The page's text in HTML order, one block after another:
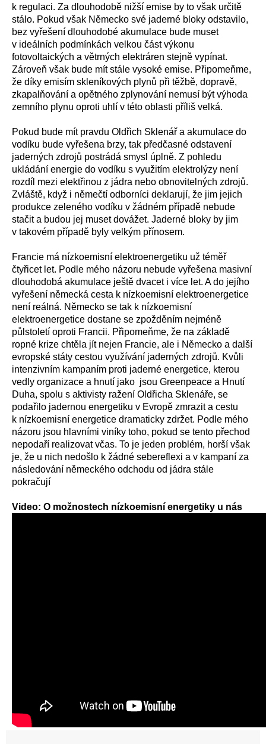
k regulaci. Za dlouhodobě nižší emise by to však určitě
stálo. Pokud však Německo své jaderné bloky odstavilo,
bez vyřešení dlouhodobé akumulace bude muset
v ideálních podmínkách velkou část výkonu
fotovoltaických a větrných elektráren stejně vypínat.
Zároveň však bude mít stále vysoké emise. Připomeňme,
že díky emisím skleníkových plynů při těžbě, dopravě,
zkapalňování a opětného zplynování nemusí být výhoda
zemního plynu oproti uhlí v této oblasti příliš velká.
Pokud bude mít pravdu Oldřich Sklenář a akumulace do
vodíku bude vyřešena brzy, tak předčasné odstavení
jaderných zdrojů postrádá smysl úplně. Z pohledu
ukládání energie do vodíku s využitím elektrolýzy není
rozdíl mezi elektřinou z jádra nebo obnovitelných zdrojů.
Zvláště, když i němečtí odborníci deklarují, že jim jejich
produkce zeleného vodíku v žádném případě nebude
stačit a budou jej muset dovážet. Jaderné bloky by jim
v takovém případě byly velkým přínosem.
Francie má nízkoemisní elektroenergetiku už téměř
čtyřicet let. Podle mého názoru nebude vyřešena masivní
dlouhodobá akumulace ještě dvacet i více let. A do jejího
vyřešení německá cesta k nízkoemisní elektroenergetice
není reálná. Německo se tak k nízkoemisní
elektroenergetice dostane se zpožděním nejméně
půlstoletí oproti Francii. Připomeňme, že na základě
ropné krize chtěla jít nejen Francie, ale i Německo a další
evropské státy cestou využívání jaderných zdrojů. Kvůli
intenzivním kampaním proti jaderné energetice, kterou
vedly organizace a hnutí jako jsou Greenpeace a Hnutí
Duha, spolu s aktivisty ražení Oldřicha Sklenáře, se
podařilo jadernou energetiku v Evropě zmrazit a cestu
k nízkoemisní energetice dramaticky zdržet. Podle mého
názoru jsou hlavními viníky toho, pokud se tento přechod
nepodaří realizovat včas. To je jeden problém, horší však
je, že u nich nedošlo k žádné sebereflexi a v kampaní za
následování německého odchodu od jádra stále
pokračují
Video: O možnostech nízkoemisní energetiky u nás